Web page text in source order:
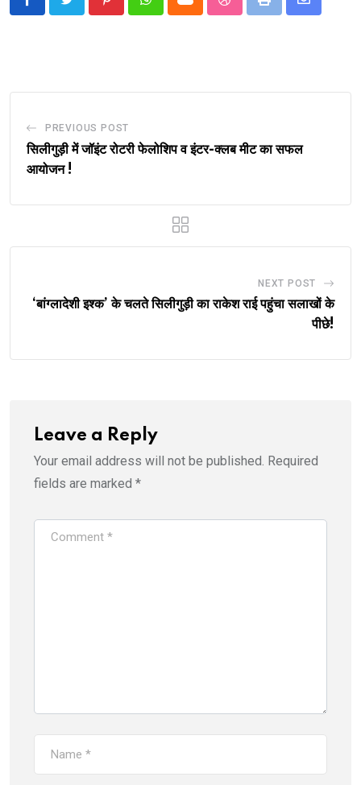
PinterestWhatsappCloud StumbleUpon
Print
Share
PREVIOUS POST
सिलीगुड़ी में जॉइंट रोटरी फेलोशिप व इंटर-क्लब मीट का सफल
आयोजन !
NEXT POST
‘बांग्लादेशी इश्क’ के चलते सिलीगुड़ी का राकेश राई पहुंचा सलाखों के
पीछे!
Leave a Reply
Your email address will not be published. Required
fields are marked *